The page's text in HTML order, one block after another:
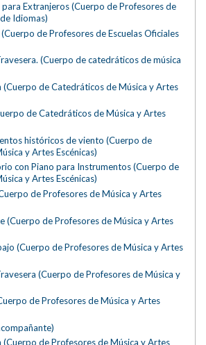
Extranjeros (Cuerpo de Profesores de
Idiomas)
de Profesores de Escuelas Oficiales
(Cuerpo de catedráticos de música
de Catedráticos de Música y Artes
de Catedráticos de Música y Artes
históricos de viento (Cuerpo de
y Artes Escénicas)
con Piano para Instrumentos (Cuerpo de
y Artes Escénicas)
de Profesores de Música y Artes
(Cuerpo de Profesores de Música y Artes
(Cuerpo de Profesores de Música y Artes
(Cuerpo de Profesores de Música y
de Profesores de Música y Artes
de Profesores de Música y Artes